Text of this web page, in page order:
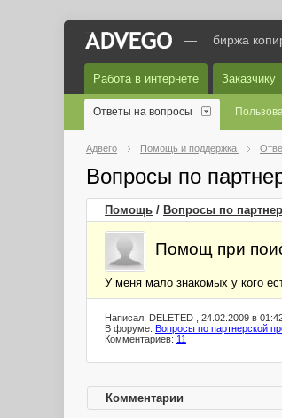
— биржа
Работа в интернете Заказчику
Ответы на вопросы
Адвего Помощь и поддержка
Вопросы по
Помощь / Вопросы по
Помощ при
У меня мало знакомых у кого
Написал: DELETED , 24.02.2009 в
В форуме: Вопросы по партнерской
Комментариев: 11
Комментарии